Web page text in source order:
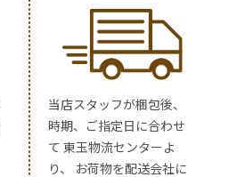
当店スタッフが梱包後、
時期、ご指定日に合わせ
て 東玉物流センターよ
り、 お荷物を配送会社に